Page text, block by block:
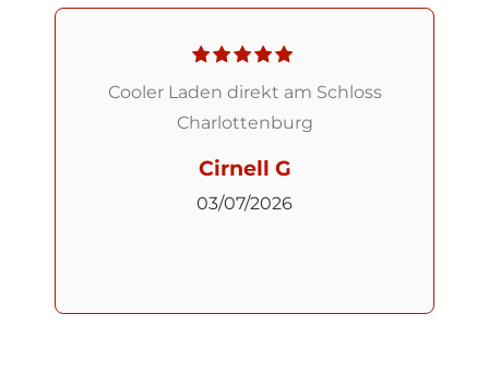
Ich war nun zum zweiten Mal im
Autark‑Studio und bin nach wie vor
und bei Jonny ein